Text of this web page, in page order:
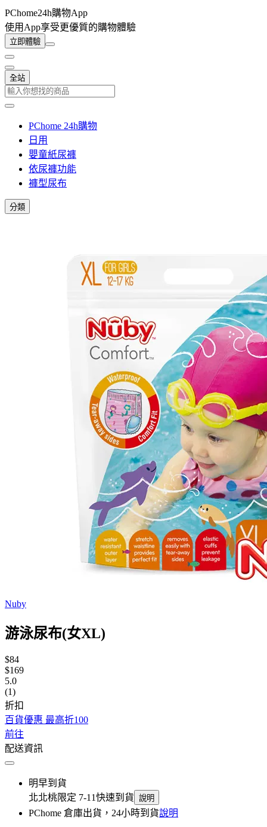
PChome24h購物App
使用App享受更優質的購物體驗
立即體驗
全站
PChome 24h購物
日用
嬰童紙尿褲
依尿褲功能
褲型尿布
分類
Nuby
游泳尿布(女XL)
$84
$169
5.0
(1)
折扣
百貨優惠 最高折100
前往
配送資訊
明早到貨
北北桃限定 7-11快速到貨 說明
PChome 倉庫出貨，24小時到貨說明